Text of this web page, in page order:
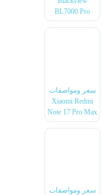
BL7000 Pro
سعر ومواصفات
Xiaomi Redmi
Note 17 Pro Max
سعر ومواصفات